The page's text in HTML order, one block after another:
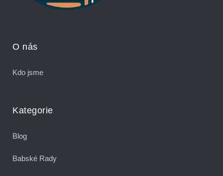
O nás
Kdo jsme
Kategorie
Blog
Babské Rady